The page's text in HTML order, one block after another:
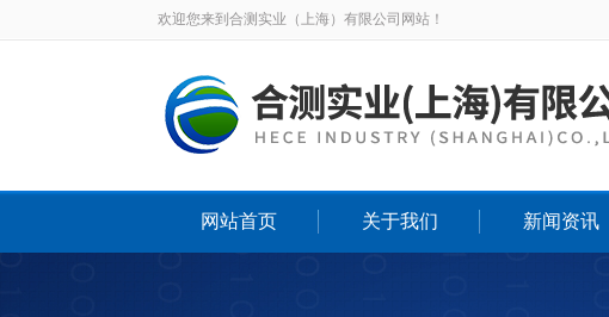
欢迎您来到合测实业（上海）有限公司网站！
网站首页 关于我们 新闻资讯